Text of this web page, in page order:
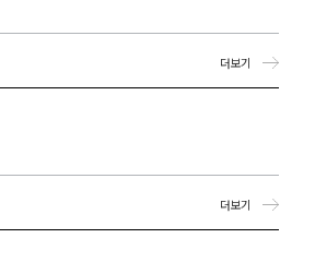
더보기
더보기